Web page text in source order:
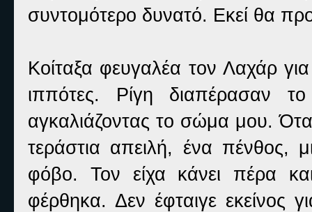
συντομότερο δυνατό. Εκεί θα
Κοίταξα φευγαλέα τον Λαχάρ
ιππότες. Ρίγη διαπέρασαν
αγκαλιάζοντας το σώμα μου.
τεράστια απειλή, ένα πένθος,
φόβο. Τον είχα κάνει πέρα
φέρθηκα. Δεν έφταιγε